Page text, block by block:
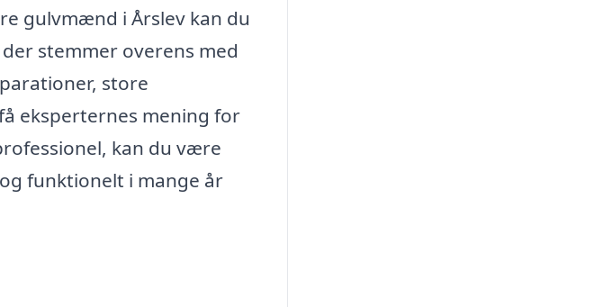
gulvmænd i Årslev kan du
stemmer overens med
store
eksperternes mening for
kan du være
funktionelt i mange år